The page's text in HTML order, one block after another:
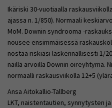
Ikäriski 30-vuotiaalla
ajassa n. 1/850). Normaali
MoM. Downin syndrooma -
nousee ensimmäisessä
nostaa riskiäsi laskennallisesti 1/
näillä arvoilla Downin oireyhtymä.
normaalli raskausviikolla 12+5
Ansa Aitokallio-Tallberg
LKT, naistentautien, synnytysten